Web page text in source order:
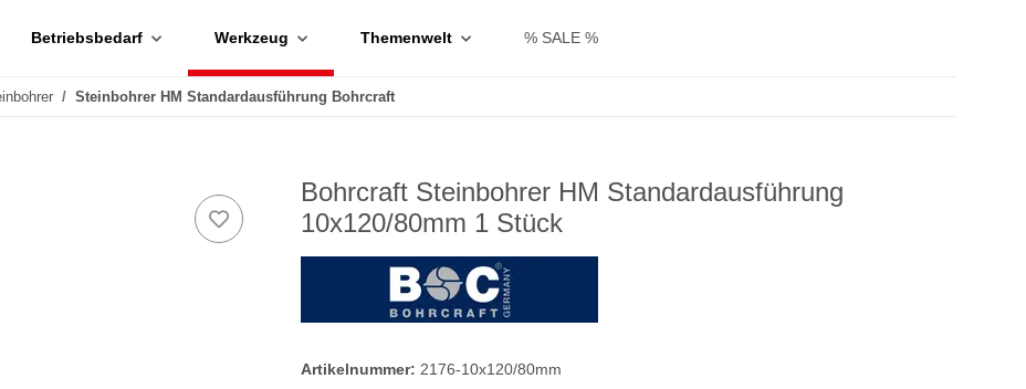
Betriebsbedarf Werkzeug Themenwelt % SALE %
Steinbohrer HM Standardausführung Bohrcraft
Bohrcraft Steinbohrer HM Standardausführung
10x120/80mm 1 Stück
Artikelnummer: 2176-10x120/80mm